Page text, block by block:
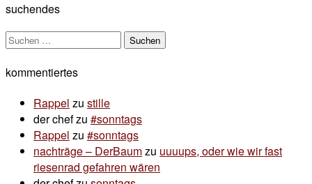
suchendes
Suchen
kommentiertes
Rappel zu stille
der chefzu #sonntags
Rappel zu #sonntags
nachträge – DerBaumzu uuuups, oder wie wir fast
riesenrad gefahren wären